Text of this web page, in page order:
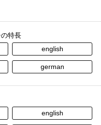
特長
english
german
english